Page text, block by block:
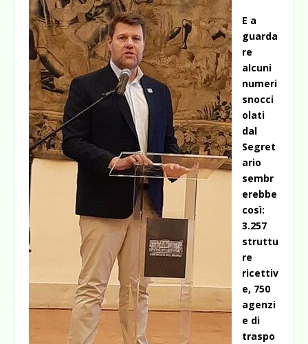
E a
guarda
re
alcuni
numeri
snocci
olati
dal
Segret
ario
sembr
erebbe
così:
3.257
struttu
re
ricettiv
e, 750
agenzi
e di
traspo